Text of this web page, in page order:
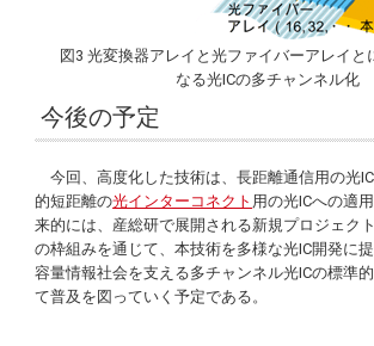
図3 光変換器アレイと光ファイバーアレイと
なる光ICの多チャンネル化
今後の予定
今回、高度化した技術は、長距離通信用の光
的短距離の光インターコネクト 用の光ICへの適
来的には、産総研で展開される新規プロジェク
の枠組みを通じて、本技術を多様な光IC開発に
容量情報社会を支える多チャンネル光ICの標準
て普及を図っていく予定である。